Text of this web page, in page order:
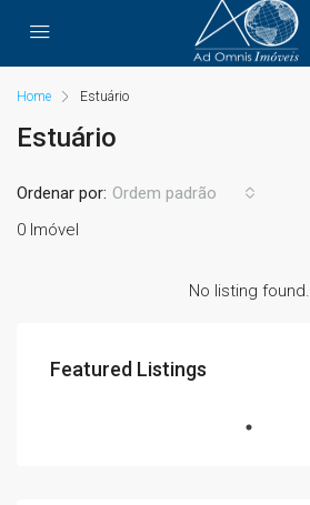
Home Estuário
Estuário
0 Imóvel
Ordenar por: Ordem padrão
No listing found.
Featured Listings